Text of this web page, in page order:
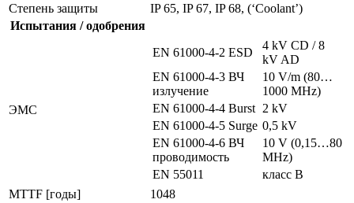
Степень защиты
IP 65, IP 67, IP 68, (‘Coolant’)
Испытания / одобрения
ЭMC
EN 61000-4-2 ESD
4 kV CD / 8
kV AD
EN 61000-4-3 ВЧ
излучение
10 V/m (80…
1000 MHz)
EN 61000-4-4 Burst 2 kV
EN 61000-4-5 Surge 0,5 kV
EN 61000-4-6 ВЧ
проводимость
10 V (0,15…80
MHz)
EN 55011
класс B
MTTF [годы]
1048